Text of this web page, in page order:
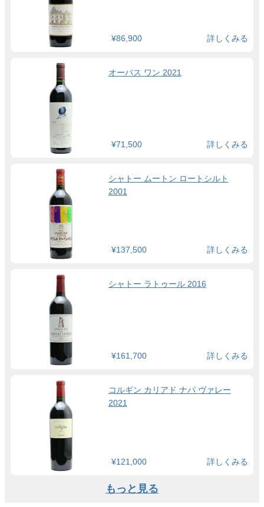
¥86,900 詳しくみる
オーパス ワン 2021
¥71,500 詳しくみる
シャトー ムートン ロートシルト
2001
¥137,500 詳しくみる
シャトー ラトゥール 2016
¥161,700 詳しくみる
コルギン カリアド ナパ ヴァレー
2021
¥121,000 詳しくみる
もっと見る